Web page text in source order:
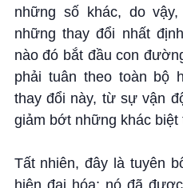
những số khác, do
những thay đổi nhất
nào đó bắt đầu con
phải tuân theo toàn bộ
thay đổi này, từ sự vận
giảm bớt những khác
Tất nhiên, đây là tuyên